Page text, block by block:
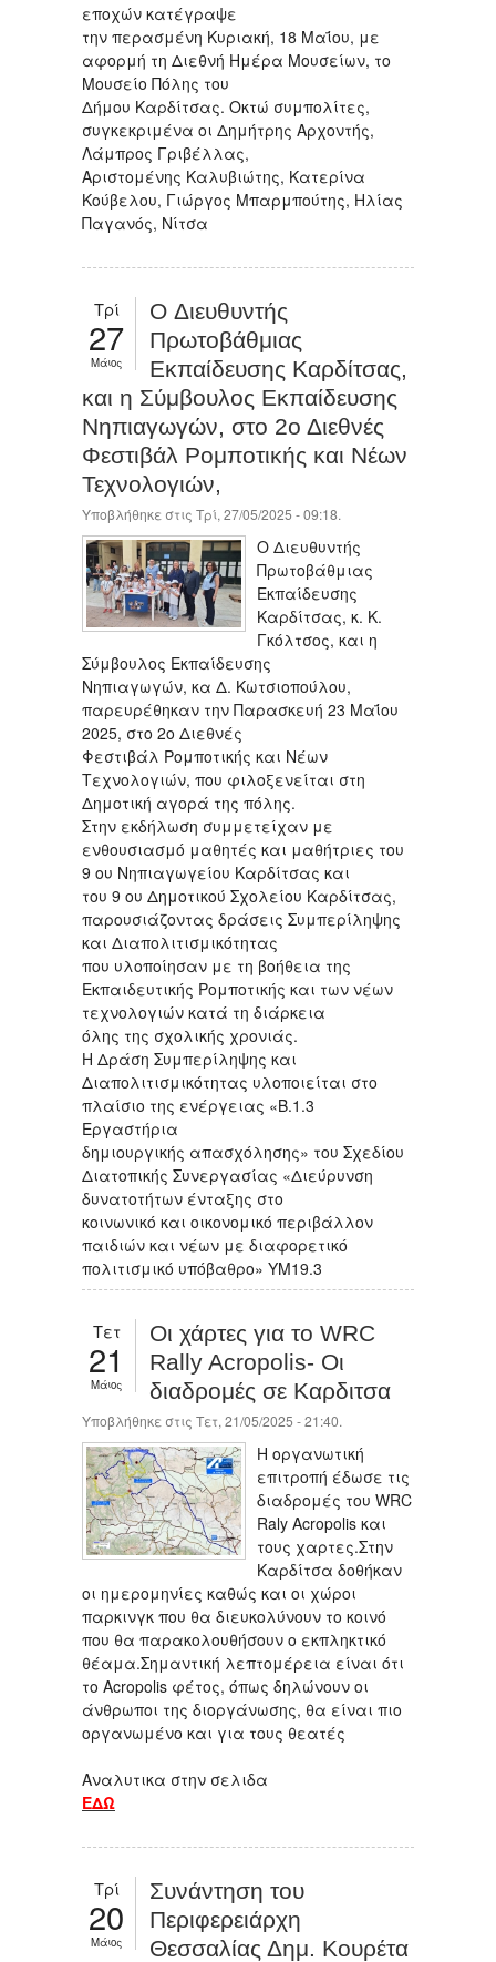
εποχών κατέγραψε
την περασμένη Κυριακή, 18 Μαΐου, με
αφορμή τη Διεθνή Ημέρα Μουσείων, το
Μουσείο Πόλης του
Δήμου Καρδίτσας. Οκτώ συμπολίτες,
συγκεκριμένα οι Δημήτρης Αρχοντής,
Λάμπρος Γριβέλλας,
Αριστομένης Καλυβιώτης, Κατερίνα
Κούβελου, Γιώργος Μπαρμπούτης, Ηλίας
Παγανός, Νίτσα
Τρί
27
Μάιος
O Διευθυντής
Πρωτοβάθμιας
Εκπαίδευσης Καρδίτσας,
και η Σύμβουλος Εκπαίδευσης
Νηπιαγωγών, στο 2ο Διεθνές
Φεστιβάλ Ρομποτικής και Νέων
Τεχνολογιών,
Υποβλήθηκε στις Τρί, 27/05/2025 - 09:18.
O Διευθυντής
Πρωτοβάθμιας
Εκπαίδευσης
Καρδίτσας, κ. Κ.
Γκόλτσος, και η
Σύμβουλος Εκπαίδευσης
Νηπιαγωγών, κα Δ. Κωτσιοπούλου,
παρευρέθηκαν την Παρασκευή 23 Μαΐου
2025, στο 2ο Διεθνές
Φεστιβάλ Ρομποτικής και Νέων
Τεχνολογιών, που φιλοξενείται στη
Δημοτική αγορά της πόλης.
Στην εκδήλωση συμμετείχαν με
ενθουσιασμό μαθητές και μαθήτριες του
9 ου Νηπιαγωγείου Καρδίτσας και
του 9 ου Δημοτικού Σχολείου Καρδίτσας,
παρουσιάζοντας δράσεις Συμπερίληψης
και Διαπολιτισμικότητας
που υλοποίησαν με τη βοήθεια της
Εκπαιδευτικής Ρομποτικής και των νέων
τεχνολογιών κατά τη διάρκεια
όλης της σχολικής χρονιάς.
H Δράση Συμπερίληψης και
Διαπολιτισμικότητας υλοποιείται στο
πλαίσιο της ενέργειας «Β.1.3
Εργαστήρια
δημιουργικής απασχόλησης» του Σχεδίου
Διατοπικής Συνεργασίας «Διεύρυνση
δυνατοτήτων ένταξης στο
κοινωνικό και οικονομικό περιβάλλον
παιδιών και νέων με διαφορετικό
πολιτισμικό υπόβαθρο» ΥΜ19.3
Τετ
21
Μάιος
Οι χάρτες για το WRC
Rally Acropolis- Οι
διαδρομές σε Καρδιτσα
Υποβλήθηκε στις Τετ, 21/05/2025 - 21:40.
Η οργανωτική
επιτροπή έδωσε τις
διαδρομές του WRC
Raly Acropolis και
τους χαρτες.Στην
Καρδίτσα δοθήκαν
οι ημερομηνίες καθώς και οι χώροι
παρκινγκ που θα διευκολύνουν το κοινό
που θα παρακολουθήσουν ο εκπληκτικό
θέαμα.Σημαντική λεπτομέρεια είναι ότι
το Acropolis φέτος, όπως δηλώνουν οι
άνθρωποι της διοργάνωσης, θα είναι πιο
οργανωμένο και για τους θεατές
Αναλυτικα στην σελιδα
ΕΔΩ
Τρί
20
Μάιος
Συνάντηση του
Περιφερειάρχη
Θεσσαλίας Δημ. Κουρέτα